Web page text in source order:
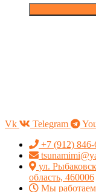
Vk Telegram
+7 (912)
ул.
область, 460006
Мы